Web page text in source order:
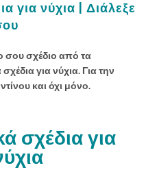
για νύχια | Διάλεξε
σου σχέδιο από τα
για νύχια. Για την
και όχι μόνο.
σχέδια για